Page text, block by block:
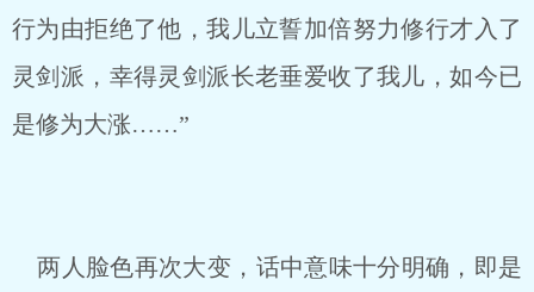
行为由拒绝了他，我儿立誓加倍努力修行才入了
灵剑派，幸得灵剑派长老垂爱收了我儿，如今已
是修为大涨……”
两人脸色再次大变，话中意味十分明确，即是